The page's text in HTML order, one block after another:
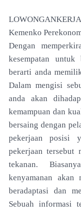
Kemenko
Dengan
kesempatan untuk
berarti anda
Dalam mengisi
anda akan
kemampuan dan
bersaing dengan
pekerjaan posisi
pekerjaan tersebut
tekanan.
kenyamanan
beradaptasi dan
Sebuah informasi